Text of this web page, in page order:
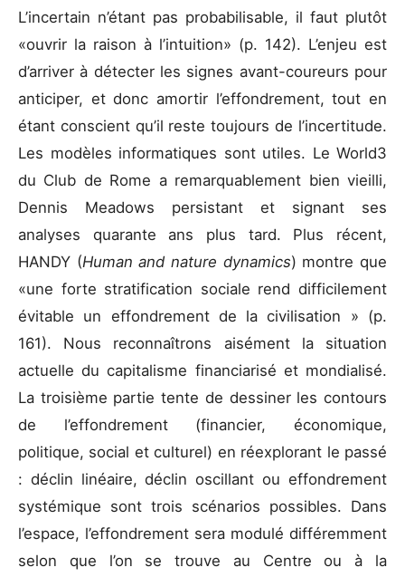
L’incertain n’étant pas probabilisable, il faut plutôt
«ouvrir la raison à l’intuition» (p. 142). L’enjeu est
d’arriver à détecter les signes avant-coureurs pour
anticiper, et donc amortir l’effondrement, tout en
étant conscient qu’il reste toujours de l’incertitude.
Les modèles informatiques sont utiles. Le World3
du Club de Rome a remarquablement bien vieilli,
Dennis Meadows persistant et signant ses
analyses quarante ans plus tard. Plus récent,
HANDY (Human and nature dynamics) montre que
«une forte stratification sociale rend difficilement
évitable un effondrement de la civilisation » (p.
161). Nous reconnaîtrons aisément la situation
actuelle du capitalisme financiarisé et mondialisé.
La troisième partie tente de dessiner les contours
de l’effondrement (financier, économique,
politique, social et culturel) en réexplorant le passé
: déclin linéaire, déclin oscillant ou effondrement
systémique sont trois scénarios possibles. Dans
l’espace, l’effondrement sera modulé différemment
selon que l’on se trouve au Centre ou à la